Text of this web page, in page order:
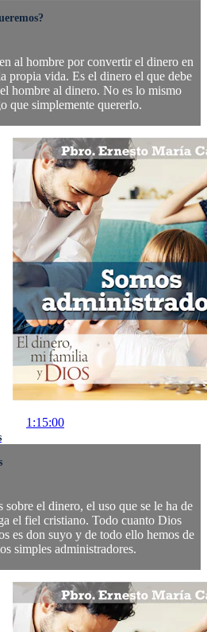
al hombre por convertir el dinero en
propia vida. Es el dinero el que debe
hombre al dinero. No es lo mismo
que simplemente quererlo.
1:15:00
sobre el dinero, el uso que se le ha de
el fiel cristiano. Todo cuanto Dios
es don suyo y de todo ello hemos de
simples administradores.